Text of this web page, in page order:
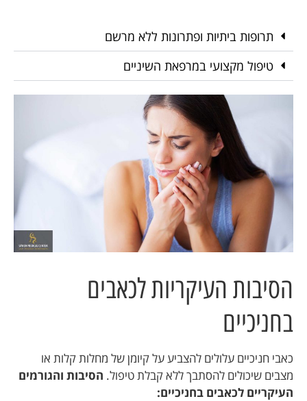
תרופות ביתיות ופתרונות ללא מרשם
טיפול מקצועי במרפאת השיניים
הסיבות העיקריות לכאבים
בחניכיים
כאבי חניכיים עלולים להצביע על קיומן של מחלות קלות או
מצבים שיכולים להסתבך ללא קבלת טיפול. הסיבות והגורמים
העיקריים לכאבים בחניכיים: